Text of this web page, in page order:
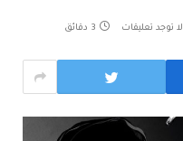
لا توجد تعليقات 3 دقائق